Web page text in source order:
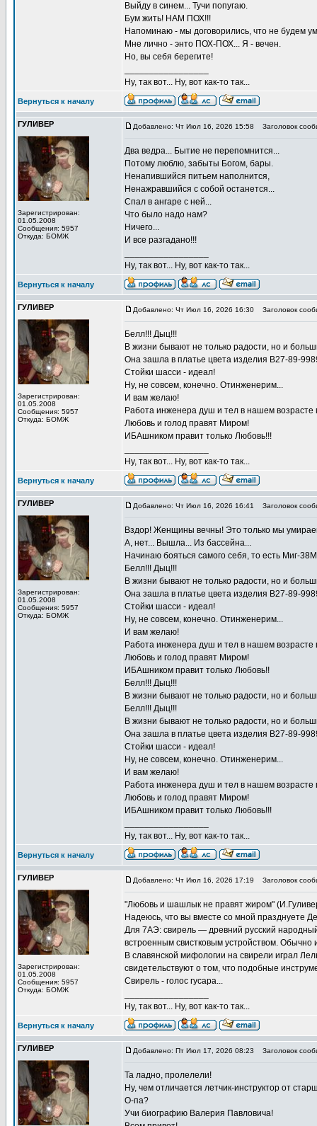
Выйду в синем... Тучи попугаю.
Бум жить! НАМ ПОХ!!!
Напоминаю - мы договорились, что не будем
Мне лично - энто ПОХ-ПОХ... Я - вечен.
Но, вы себя берегите!
Ну, так вот... Ну, вот как-то так...
Вернуться к началу
ГУЛИВЕР
Зарегистрирован:
01.05.2008
Сообщения: 5957
Откуда: БОМЖ
Добавлено: Чт Июл 16, 2026 15:58 Заголовок
Два ведра... Бытие не перепомнится...
Потому люблю, забыты Богом, бары.
Ненапившийся питьем наполнится,
Ненажравшийся с собой останется...
Спал в ангаре с ней...
Что было надо нам?
Ничего...
И все разгадано!!!
Ну, так вот... Ну, вот как-то так...
Вернуться к началу
ГУЛИВЕР
Зарегистрирован:
01.05.2008
Сообщения: 5957
Откуда: БОМЖ
Добавлено: Чт Июл 16, 2026 16:30 Заголовок
Белл!!! Дыц!!!
В жизни бывают не только радости, но и
Она зашла в платье цвета изделия В27-89-
Стойки шасси - идеал!
Ну, не совсем, конечно. Отинженерим...
И вам желаю!
Работа инженера душ и тел в нашем
Любовь и голод правят Миром!
ИБАшником правит только Любовь!!!
Ну, так вот... Ну, вот как-то так...
Вернуться к началу
ГУЛИВЕР
Зарегистрирован:
01.05.2008
Сообщения: 5957
Откуда: БОМЖ
Добавлено: Чт Июл 16, 2026 16:41 Заголовок
Вздор! Женщины вечны! Это только мы
А, нет... Вышла... Из бассейна...
Начинаю бояться самого себя, то есть Миг-
Белл!!! Дыц!!!
В жизни бывают не только радости, но и
Она зашла в платье цвета изделия В27-89-
Стойки шасси - идеал!
Ну, не совсем, конечно. Отинженерим...
И вам желаю!
Работа инженера душ и тел в нашем
Любовь и голод правят Миром!
ИБАшником правит только Любовь!!
Белл!!! Дыц!!!
В жизни бывают не только радости, но и
Белл!!! Дыц!!!
В жизни бывают не только радости, но и
Она зашла в платье цвета изделия В27-89-
Стойки шасси - идеал!
Ну, не совсем, конечно. Отинженерим...
И вам желаю!
Работа инженера душ и тел в нашем
Любовь и голод правят Миром!
ИБАшником правит только Любовь!!!
Ну, так вот... Ну, вот как-то так...
Вернуться к началу
ГУЛИВЕР
Зарегистрирован:
01.05.2008
Сообщения: 5957
Откуда: БОМЖ
Добавлено: Чт Июл 16, 2026 17:19 Заголовок
"Любовь и шашлык не правят жиром"
Надеюсь, что вы вместе со мной празднуете
Для 7АЭ: свирель — древний русский
встроенным свистковым устройством. Обычно
В славянской мифологии на свирели играл
свидетельствуют о том, что подобные
Свирель - голос гусара...
Ну, так вот... Ну, вот как-то так...
Вернуться к началу
ГУЛИВЕР Добавлено: Пт Июл 17, 2026 08:23 Заголовок
Та ладно, пролелели!
Ну, чем отличается летчик-инструктор от
О-па?
Учи биографию Валерия Павловича!